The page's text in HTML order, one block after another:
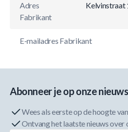
Adres
Fabrikant
Kelvinstraat
E-mailadres Fabrikant
Abonneer je op onze
Wees als eerste op de hoogte
Ontvang het laatste nieuws over